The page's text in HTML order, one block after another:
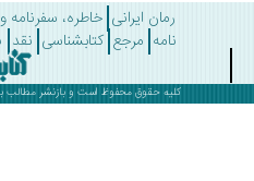
رمان ایرانی خاطره، سفرنامه و روایت
مرجع کتابشناسی نقد بایگانی
کلیه حقوق محفوظ است و بازنشر مطالب با ذکر